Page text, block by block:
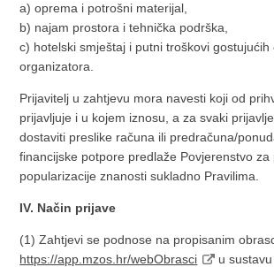
a) oprema i potrošni materijal,
b) najam prostora i tehnička podrška,
c) hotelski smještaj i putni troškovi gostujućih
organizatora.
Prijavitelj u zahtjevu mora navesti koji od
prijavljuje i u kojem iznosu, a za svaki
dostaviti preslike računa ili predračuna/
financijske potpore predlaže Povjerenstvo za
popularizacije znanosti sukladno Pravilima.
IV. Način prijave
(1) Zahtjevi se podnose na propisanim
https://app.mzos.hr/webObrasci
u